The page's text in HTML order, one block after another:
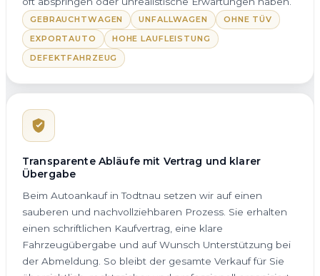
GEBRAUCHTWAGEN UNFALLWAGEN
OHNE TÜV
EXPORTAUTO
HOHE LAUFLEISTUNG
DEFEKTFAHRZEUG
Transparente Abläufe mit Vertrag und klarer
Übergabe
Beim Autoankauf in Todtnau setzen wir auf einen
sauberen und nachvollziehbaren Prozess. Sie erhalten
einen schriftlichen Kaufvertrag, eine klare
Fahrzeugübergabe und auf Wunsch Unterstützung bei
der Abmeldung. So bleibt der gesamte Verkauf für Sie